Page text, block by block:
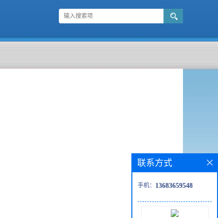
联系方式
手机： 13683659548